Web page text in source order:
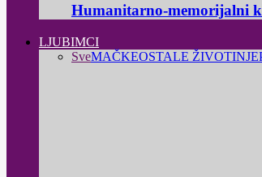
Humanitarno-memorijalni
LJUBIMCI
SveMAČKEOSTALE ŽIVOTINJE